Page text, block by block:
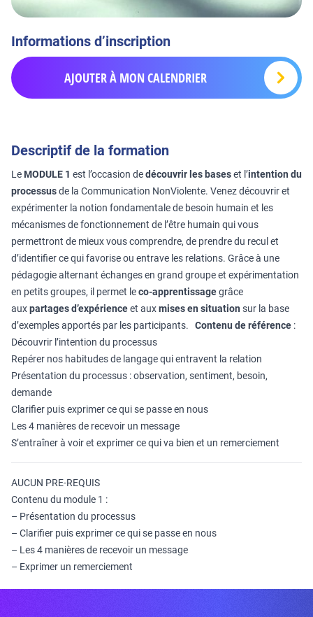
Informations d’inscription
AJOUTER À MON CALENDRIER
Descriptif de la formation
Le MODULE 1 est l’occasion dedécouvrir les baseset l’intention du
processusde la Communication NonViolente. Venez découvrir et
expérimenter la notion fondamentale de besoin humain et les
mécanismes de fonctionnement de l’être humain qui vous
permettront de mieux vous comprendre, de prendre du recul et
d’identifier ce qui favorise ou entrave les relations. Grâce à une
pédagogie alternant échanges en grand groupe et expérimentation
en petits groupes, il permet leco-apprentissagegrâce
auxpartages d’expérienceet auxmises en situation sur la base
d’exemples apportés par les participants. Contenu de référence :
Découvrir l’intention du processus
Repérer nos habitudes de langage qui entravent la relation
Présentation du processus : observation, sentiment, besoin,
demande
Clarifier puis exprimer ce qui se passe en nous
Les 4 manières de recevoir un message
S’entraîner à voir et exprimer ce qui va bien et un remerciement
AUCUN PRE-REQUIS
Contenu du module 1 :
– Présentation du processus
– Clarifier puis exprimer ce qui se passe en nous
– Les 4 manières de recevoir un message
– Exprimer un remerciement